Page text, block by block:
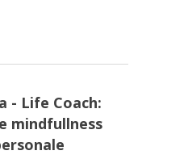
- Life Coach:
mindfullness